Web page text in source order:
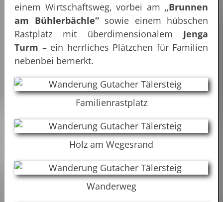
einem Wirtschaftsweg, vorbei am „Brunnen
am Bühlerbächle“sowie einem hübschen
Rastplatz mit überdimensionalem Jenga
Turm – ein herrliches Plätzchen für Familien
nebenbei bemerkt.
Familienrastplatz
Holz am Wegesrand
Wanderweg